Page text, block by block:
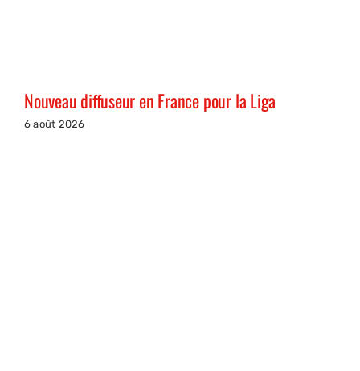
Nouveau diffuseur en France pour la Liga
6 août 2026